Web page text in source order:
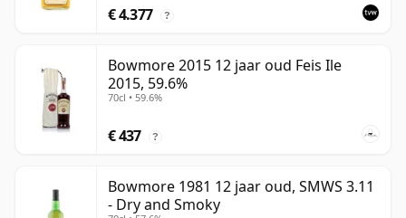
€ 4.377 ?
Bowmore 2015 12 jaar oud Feis Ile
2015, 59.6%
70cl • 59.6%
€ 437 ?
Bowmore 1981 12 jaar oud, SMWS 3.11
- Dry and Smoky